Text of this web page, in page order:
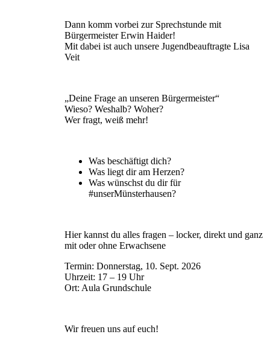
Dann komm vorbei zur Sprechstunde mit
Bürgermeister Erwin Haider!
Mit dabei ist auch unsere Jugendbeauftragte Lisa
Veit
„Deine Frage an unseren Bürgermeister“
Wieso? Weshalb? Woher?
Wer fragt, weiß mehr!
Was beschäftigt dich?
Was liegt dir am Herzen?
Was wünschst du dir für
#unserMünsterhausen?
Hier kannst du alles fragen – locker, direkt und ganz
mit oder ohne Erwachsene
Termin: Donnerstag, 10. Sept. 2026
Uhrzeit: 17 – 19 Uhr
Ort: Aula Grundschule
Wir freuen uns auf euch!